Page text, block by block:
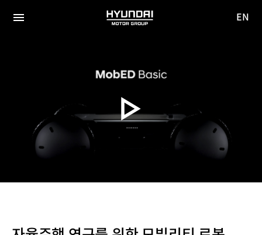
HYUNDAI
EN